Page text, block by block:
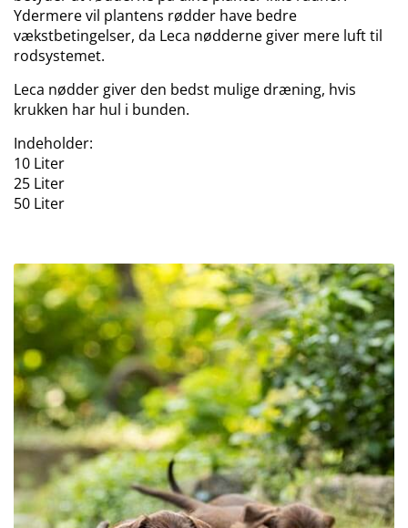
Ydermere vil plantens rødder have bedre
vækstbetingelser, da Leca nødderne giver mere luft til
rodsystemet.
Leca nødder giver den bedst mulige dræning, hvis
krukken har hul i bunden.
Indeholder:
10 Liter
25 Liter
50 Liter